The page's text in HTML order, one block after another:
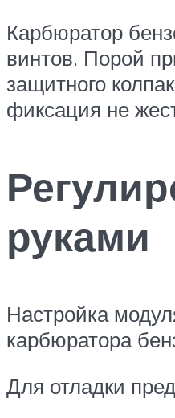
Карбюратор
винтов. Порой
защитного
фиксация не
руками
Настройка
карбюратора
Для отладки